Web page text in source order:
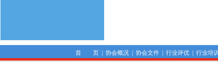
首 页| 协会概况| 协会文件| 行业评优| 行业培